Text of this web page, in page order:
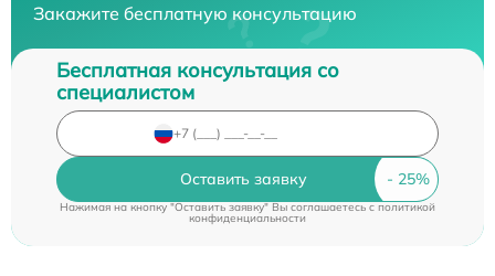
Закажите бесплатную консультацию
Бесплатная консультация со
специалистом
Оставить заявку
Нажимая на кнопку "Оставить заявку" Вы соглашаетесь cполитикой
конфиденциальности